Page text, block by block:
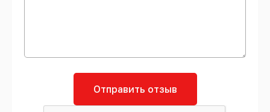
Отправить отзыв